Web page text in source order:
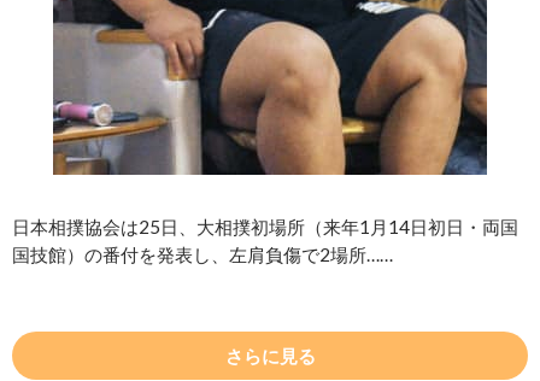
日本相撲協会は25日、大相撲初場所（来年1月14日初日・両国
国技館）の番付を発表し、左肩負傷で2場所……
さらに見る